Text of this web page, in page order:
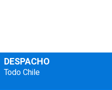
DESPACHO
Todo Chile